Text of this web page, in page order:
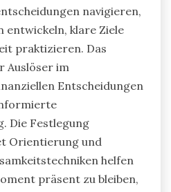
navigieren,
entwickeln, klare Ziele
praktizieren. Das
Auslöser im
Entscheidungen
Die Festlegung
Orientierung und
helfen
präsent zu bleiben,